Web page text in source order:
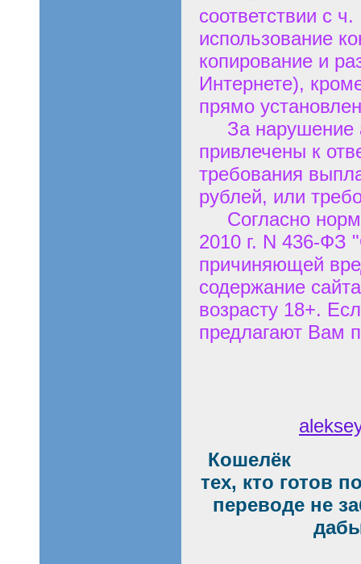
соответствии с
использование
копирование и
Интернете),
прямо
За нарушение
привлечены к
требования
рублей, или
Согласно
2010 г. N 436-ФЗ
причиняющей
содержание
возрасту 18+.
предлагают Вам
Кошелёк
тех, кто готов
переводе не